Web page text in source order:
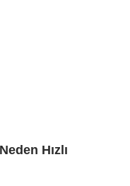
Hızlı